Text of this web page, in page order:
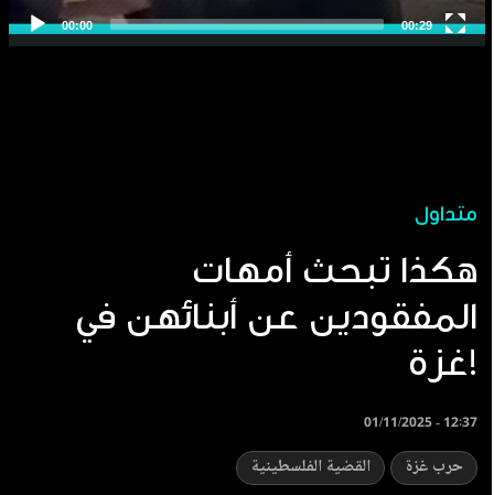
متداول
هكذا تبحث أمهات
المفقودين عن أبنائهن في
غزة!
01/11/2025 - 12:37
حرب غزة القضية الفلسطينية